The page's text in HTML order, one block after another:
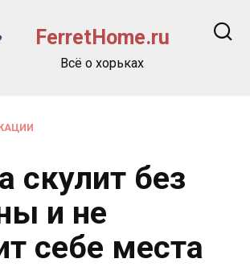
FerretHome.ru
Всё о хорьках
скулит без
и не
себе места